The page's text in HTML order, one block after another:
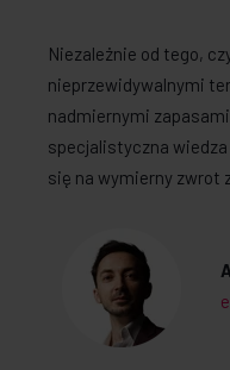
Niezależnie od tego,
nieprzewidywalnymi
nadmiernymi
specjalistyczna
się na wymierny zwrot